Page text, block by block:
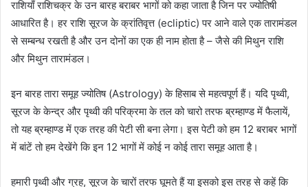
राशियाँ राशिचक्र के उन बारह बराबर भागों को कहा जाता है जिन पर ज्योतिषी
आधारित है। हर राशि सूरज के क्रांतिवृत्त (ecliptic) पर आने वाले एक तारामंडल
से सम्बन्ध रखती है और उन दोनों का एक ही नाम होता है – जैसे की मिथुन राशि
और मिथुन तारामंडल।
इन बारह तारा समूह ज्योतिष (Astrology) के हिसाब से महत्वपूर्ण हैं। यदि पृथ्वी,
सूरज के केन्द्र और पृथ्वी की परिक्रमा के तल को चारो तरफ ब्रम्हाण्ड में फैलायें,
तो यह ब्रम्हाण्ड में एक तरह की पेटी सी बना लेगा। इस पेटी को हम 12 बराबर भागों
में बांटें तो हम देखेंगे कि इन 12 भागों में कोई न कोई तारा समूह आता है।
हमारी पृथ्वी और ग्रह, सूरज के चारों तरफ घूमते हैं या इसको इस तरह से कहें कि